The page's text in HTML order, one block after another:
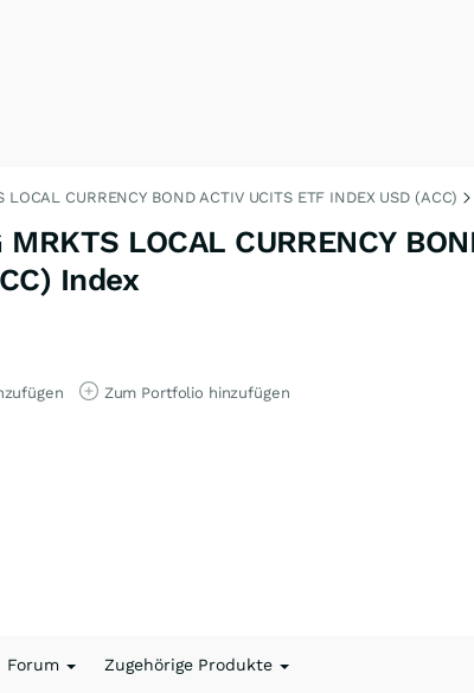
LOCAL CURRENCY BOND ACTIV UCITS ETF INDEX USD (ACC)
LOCAL CURRENCY
Index
Zum Portfolio hinzufügen
Forum Zugehörige Produkte